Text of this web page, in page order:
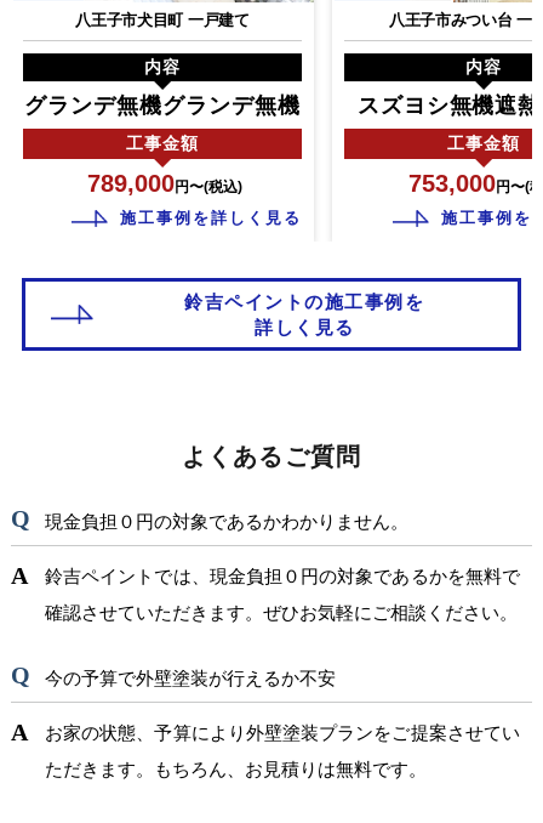
八王子市犬目町 一戸建て
内容
グランデ無機グランデ無機
工事金額
789,000円〜(税込)
施工事例を詳しく見る
八王子市みつい台 一
内容
スズヨシ無機遮
工事金額
753,000円〜(
施工事例を
鈴吉ペイントの施工事例を
詳しく見る
よくあるご質問
現金負担０円の対象であるかわかりません。
鈴吉ペイントでは、現金負担０円の対象であるかを無料で
確認させていただきます。ぜひお気軽にご相談ください。
今の予算で外壁塗装が行えるか不安
お家の状態、予算により外壁塗装プランをご提案させてい
ただきます。もちろん、お見積りは無料です。